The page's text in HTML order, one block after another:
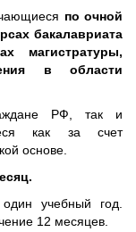
по очной
бакалавриата
магистратуры,
в области
РФ, так и
как за счет
основе.
учебный год.
12 месяцев.